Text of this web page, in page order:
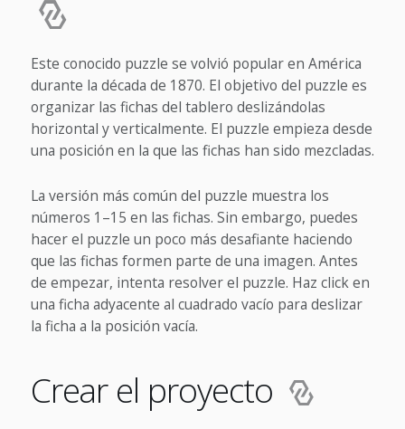
Este conocido puzzle se volvió popular en América
durante la década de 1870. El objetivo del puzzle es
organizar las fichas del tablero deslizándolas
horizontal y verticalmente. El puzzle empieza desde
una posición en la que las fichas han sido mezcladas.
La versión más común del puzzle muestra los
números 1–15 en las fichas. Sin embargo, puedes
hacer el puzzle un poco más desafiante haciendo
que las fichas formen parte de una imagen. Antes
de empezar, intenta resolver el puzzle. Haz click en
una ficha adyacente al cuadrado vacío para deslizar
la ficha a la posición vacía.
Crear el proyecto